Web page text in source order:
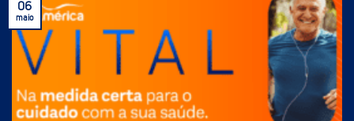
06
maio